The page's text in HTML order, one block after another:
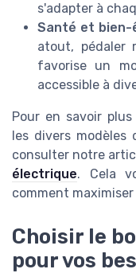
s'adapter à
Santé et bien-
atout, pédaler
favorise un
accessible à
Pour en savoir
les divers
consulter notre
électrique. Cela
comment
Choisir le
pour vos